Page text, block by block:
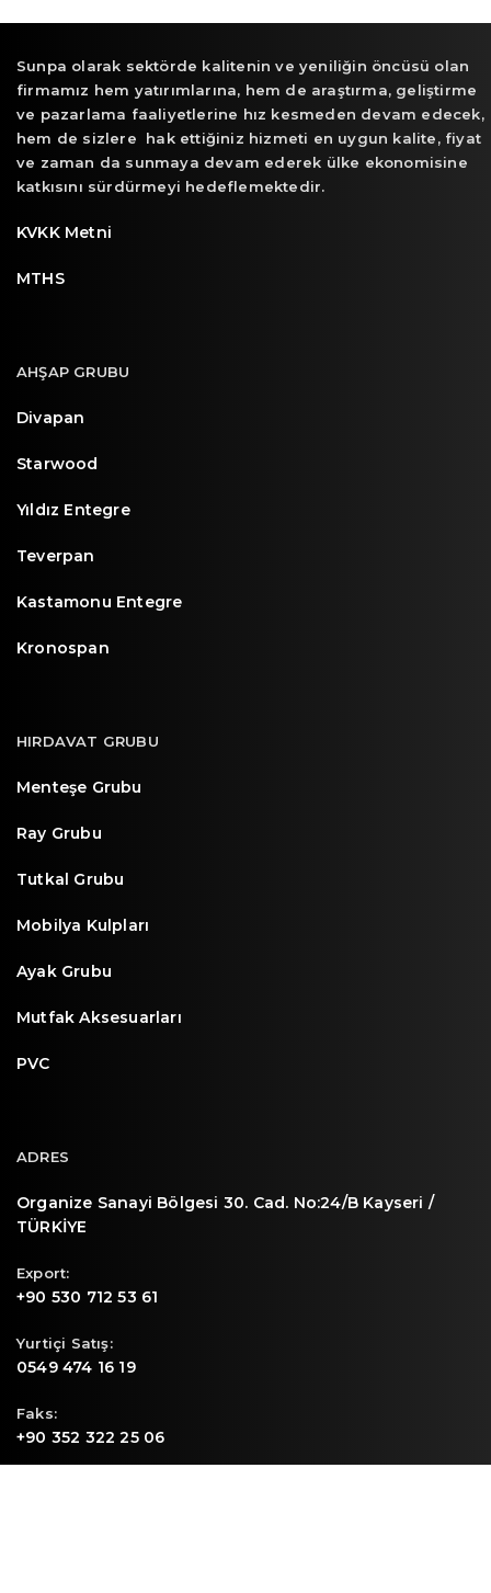
Sunpa olarak sektörde kalitenin ve yeniliğin öncüsü olan
firmamız hem yatırımlarına, hem de araştırma, geliştirme
ve pazarlama faaliyetlerine hız kesmeden devam edecek,
hem de sizlere hak ettiğiniz hizmeti en uygun kalite, fiyat
ve zaman da sunmaya devam ederek ülke ekonomisine
katkısını sürdürmeyi hedeflemektedir.
KVKK Metni
MTHS
AHŞAP GRUBU
Divapan
Starwood
Yıldız Entegre
Teverpan
Kastamonu Entegre
Kronospan
HIRDAVAT GRUBU
Menteşe Grubu
Ray Grubu
Tutkal Grubu
Mobilya Kulpları
Ayak Grubu
Mutfak Aksesuarları
PVC
ADRES
Organize Sanayi Bölgesi 30. Cad. No:24/B Kayseri /
TÜRKİYE
Export:
+90 530 712 53 61
Yurtiçi Satış:
0549 474 16 19
Faks:
+90 352 322 25 06